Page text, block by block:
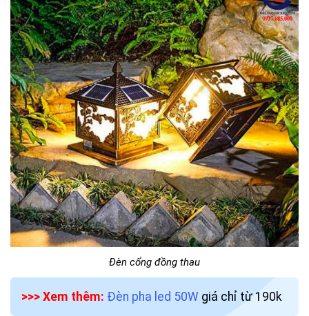
Đèn cổng đồng thau
>>> Xem thêm: Đèn pha led 50W giá chỉ từ 190k